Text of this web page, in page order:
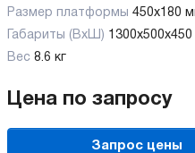
Размер платформы 450х180
Габариты (ВхШ)
Вес 8.6 кг
Цена по запросу
Запрос цены